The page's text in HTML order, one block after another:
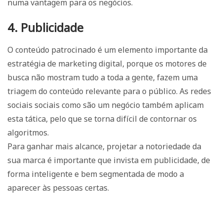
numa vantagem para os negócios.
4. Publicidade
O conteúdo patrocinado é um elemento importante da
estratégia de marketing digital, porque os motores de
busca não mostram tudo a toda a gente, fazem uma
triagem do conteúdo relevante para o público. As redes
sociais sociais como são um negócio também aplicam
esta tática, pelo que se torna difícil de contornar os
algoritmos.
Para ganhar mais alcance, projetar a notoriedade da
sua marca é importante que invista em publicidade, de
forma inteligente e bem segmentada de modo a
aparecer às pessoas certas.